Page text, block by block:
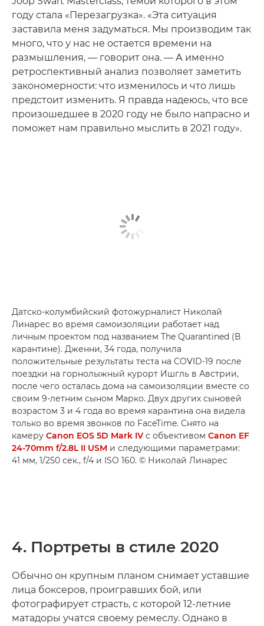
году стала «Перезагрузка». «Эта ситуация
заставила меня задуматься. Мы производим так
много, что у нас не остается времени на
размышления, — говорит она. — А именно
ретроспективный анализ позволяет заметить
закономерности: что изменилось и что лишь
предстоит изменить. Я правда надеюсь, что все
произошедшее в 2020 году не было напрасно и
поможет нам правильно мыслить в 2021 году».
Датско-колумбийский фотожурналист Николай
Линарес во время самоизоляции работает над
личным проектом под названием The Quarantined (В
карантине). Дженни, 34 года, получила
положительные результаты теста на COVID-19 после
поездки на горнолыжный курорт Ишгль в Австрии,
после чего осталась дома на самоизоляции вместе со
своим 9-летним сыном Марко. Двух других сыновей
возрастом 3 и 4 года во время карантина она видела
только во время звонков по FaceTime. Снято на
камеру Canon EOS 5D Mark IV с объективом Canon EF
24-70mm f/2.8L II USM и следующими параметрами:
41 мм, 1/250 сек., f/4 и ISO 160. © Николай Линарес
4. Портреты в стиле 2020
Обычно он крупным планом снимает уставшие
лица боксеров, проигравших бой, или
фотографирует страсть, с которой 12-летние
матадоры учатся своему ремеслу. Однако в